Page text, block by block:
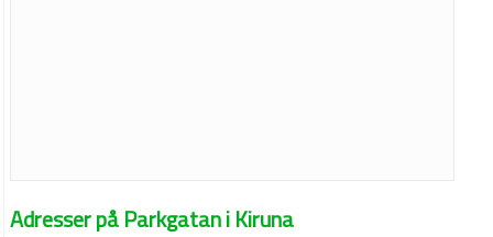
Adresser på Parkgatan i Kiruna